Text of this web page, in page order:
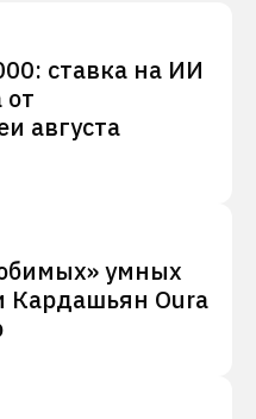
ставка на ИИ
августа
умных
Кардашьян Oura